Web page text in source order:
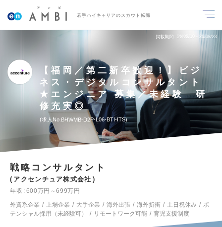
若手ハイキャリアのスカウト転職
掲載期間 26/08/10～26/08/23
【福岡／第二新卒歓迎！】ビジ
ネス・デジタルコンサルタント
★エンジニア 募集／未経験 研
修充実◎
求人No.BHWMB-D2P-L06-BTI-ITS
戦略コンサルタント
アクセンチュア株式会社
年収
600万円～699万円
外資系企業
上場企業 大手企業 海外出張 海外折衝 土日祝休み
ポ
テンシャル採用（未経験可）
リモートワーク可能 育児支援制度